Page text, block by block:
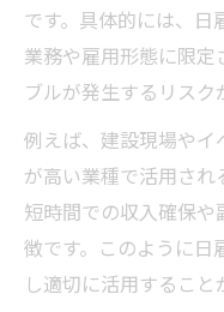
単発バイトと日
単発バイト
日雇いと単
働き方の違
どちらが自
日雇いと単
日雇いで違法に
日雇いで合
です。具体的には、
業務や雇用形態に限
ブルが発生するリスク
例えば、建設現場や
が高い業種で活用さ
短時間での収入確保
徴です。このように日
し適切に活用すること